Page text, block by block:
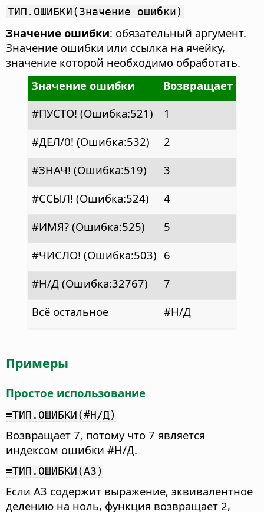
ТИП.ОШИБКИ(Значение ошибки)
Значение ошибки: обязательный аргумент.
Значение ошибки или ссылка на ячейку,
значение которой необходимо обработать.
Значение ошибки
Возвращает
#ПУСТО! (Ошибка:521)
1
#ДЕЛ/0! (Ошибка:532)
2
#ЗНАЧ! (Ошибка:519)
3
#ССЫЛ! (Ошибка:524)
4
#ИМЯ? (Ошибка:525)
5
#ЧИСЛО! (Ошибка:503) 6
#Н/Д (Ошибка:32767)
7
Всё остальное
#Н/Д
Примеры
Простое использование
=ТИП.ОШИБКИ(#Н/Д)
Возвращает 7, потому что 7 является
индексом ошибки #Н/Д.
=ТИП.ОШИБКИ(A3)
Если A3 содержит выражение, эквивалентное
делению на ноль, функция возвращает 2,